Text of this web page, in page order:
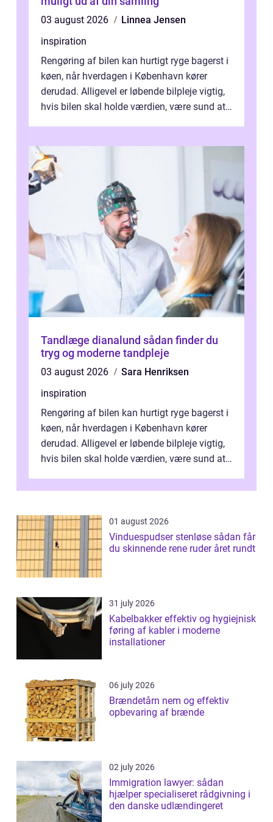
03 august 2026
Linnea Jensen
inspiration
Rengøring af bilen kan hurtigt ryge bagerst i
køen, når hverdagen i København kører
derudad. Alligevel er løbende bilpleje vigtig,
hvis bilen skal holde værdien, være sund at
Tandlæge dianalund sådan finder du
tryg og moderne tandpleje
03 august 2026
Sara Henriksen
inspiration
Rengøring af bilen kan hurtigt ryge bagerst i
køen, når hverdagen i København kører
derudad. Alligevel er løbende bilpleje vigtig,
hvis bilen skal holde værdien, være sund at
01 august 2026
Vinduespudser stenløse sådan får
du skinnende rene ruder året rundt
31 july 2026
Kabelbakker effektiv og hygiejnisk
føring af kabler i moderne
installationer
06 july 2026
Brændetårn nem og effektiv
opbevaring af brænde
02 july 2026
Immigration lawyer: sådan
hjælper specialiseret rådgivning i
den danske udlændingeret